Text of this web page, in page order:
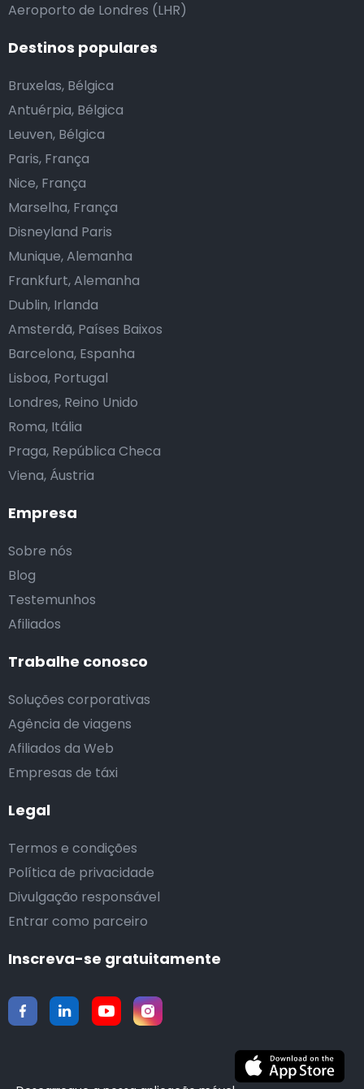
Empresa
Sobre nós
Blog
Testemunhos
Afiliados
Trabalhe conosco
Soluções corporativas
Agência de viagens
Afiliados da Web
Empresas de táxi
Legal
Termos e condições
Política de privacidade
Divulgação responsável
Entrar como parceiro
Aeroporto de Londres (LHR)
Destinos populares
Bruxelas, Bélgica
Antuérpia, Bélgica
Leuven, Bélgica
Paris, França
Nice, França
Marselha, França
Disneyland Paris
Munique, Alemanha
Frankfurt, Alemanha
Dublin, Irlanda
Amsterdã, Países Baixos
Barcelona, Espanha
Lisboa, Portugal
Londres, Reino Unido
Roma, Itália
Praga, República Checa
Viena, Áustria
Inscreva-se gratuitamente